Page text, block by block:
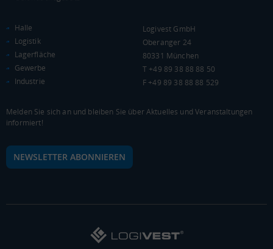
0 € 20.000 € 40.000 €
Landkreis / Kreisfreie Stadt
Bundesland
Deutschland
WIRTSCHAFTSKRAFT(STAND: 2018)
BRUTTOINLANDSPRODUKT
58.247 €
Halle
Logistik
Lagerfläche
Gewerbe
Industrie
Logivest GmbH
Oberanger 24
80331 München
T +49 89 38 88 88 50
F +49 89 38 88 88 529
Melden Sie sich an und bleiben Sie über Aktuelles und Veranstaltungen
informiert!
NEWSLETTER ABONNIEREN